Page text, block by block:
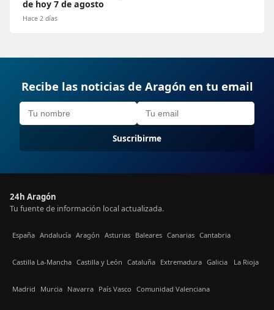
de hoy 7 de agosto
Hace 2 días
Recibe las noticias de Aragón en tu email
Suscribirme
24h Aragón
Tu fuente de información local actualizada.
España Andalucía Aragón Asturias Baleares Canarias Cantabria
Castilla La-Mancha Castilla y León Cataluña Extremadura Galicia La Rioja
Madrid Murcia Navarra País Vasco Comunidad Valenciana